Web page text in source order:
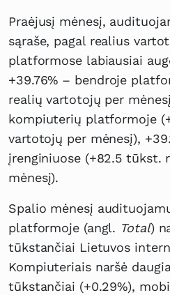
Praėjusį mėnesį,
sąraše, pagal realius
platformose labiausiai
+39.76% – bendroje
realių vartotojų per
kompiuterių platformoje
vartotojų per mėnesį),
įrenginiuose (+82.5 tūkst.
mėnesį).
Spalio mėnesį
platformoje (angl. Total)
tūkstančiai Lietuvos
Kompiuteriais naršė
tūkstančiai (+0.29%),